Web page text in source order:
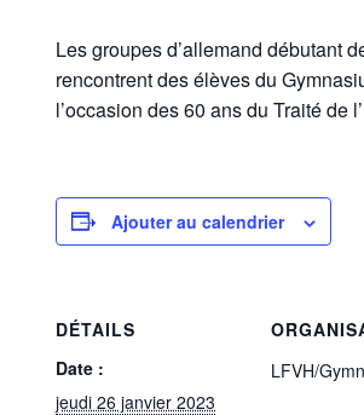
Les groupes d’allemand débutant
rencontrent des élèves du
l’occasion des 60 ans du Traité de
Ajouter au calendrier
DÉTAILS
Date :
jeudi 26 janvier 2023
LFVH/